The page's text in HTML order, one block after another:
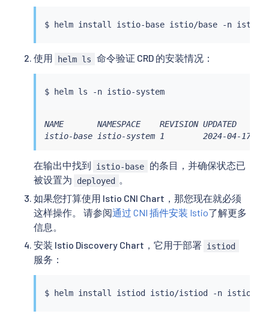
$ helm install istio-base istio/base -n istio-
使用 helm ls 命令验证 CRD 的安装情况：
$ helm ls -n istio-system
NAME       NAMESPACE    REVISION
istio-base istio-system 1        2024-04-17
在输出中找到 istio-base
的条目，并确保状态已
被设置为
deployed 。
如果您打算使用 Istio CNI Chart，那您现在就必须
这样操作。 请参阅通过 CNI 插件安装 Istio了解更多
信息。
安装 Istio Discovery Chart，它用于部署 istiod
服务：
$ helm install